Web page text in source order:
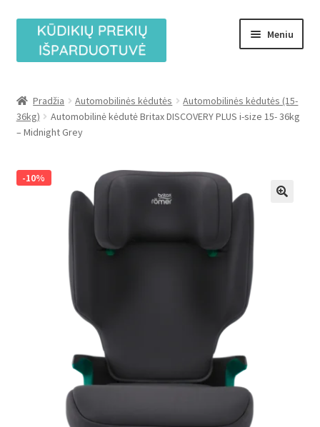
Pereiti
meniu
Pereiti
turinio
Meniu
sub-
menu
Automobilinės kėdutės
menu
Mėnesio TOP pasiūlymai
Pradžia Automobilinės kėdutės
Automobilinės kėdutės (15-
36kg)
Automobilinė kėdutė Britax DISCOVERY PLUS i-size 15- 36kg
– Midnight Grey
-10%